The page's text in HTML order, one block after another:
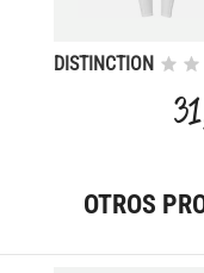
DISTINCTION
OTROS